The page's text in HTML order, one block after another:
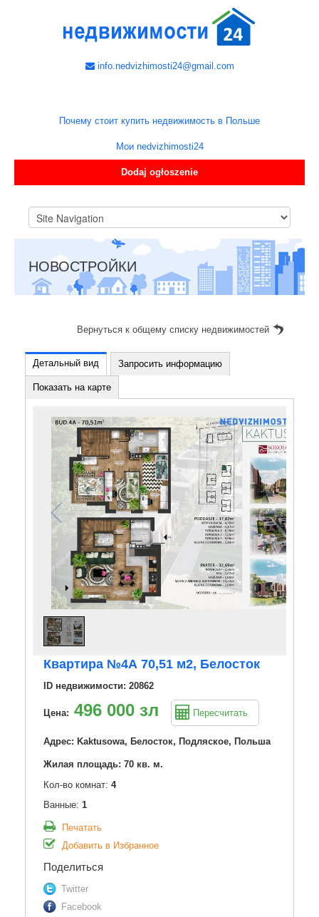
info.nedvizhimosti24@gmail.com
Почему стоит купить недвижимость в Польше
Мои nedvizhimosti24
Dodaj ogłoszenie
НОВОСТРОЙКИ
Вернуться к общему списку недвижимостей
Детальный вид Запросить информацию
Показать на карте
1/1
Квартира №4А 70,51 м2, Белосток
ID недвижимости: 20862
Цена: 496 000 зл Пересчитать
Адрес: Kaktusowa, Белосток, Подляское, Польша
Жилая площадь: 70 кв. м.
Кол-во комнат: 4
Ванные: 1
Печатать
Добавить в Избранное
Поделиться
Twitter
Facebook